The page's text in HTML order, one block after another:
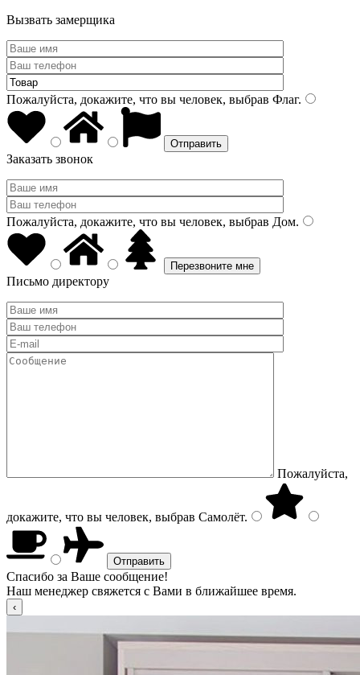
Вызвать замерщика
Пожалуйста, докажите, что вы человек, выбрав Флаг.
Заказать звонок
Пожалуйста, докажите, что вы человек, выбрав Дом.
Письмо директору
Пожалуйста,
докажите, что вы человек, выбрав Самолёт.
Спасибо за Ваше сообщение!
Наш менеджер свяжется с Вами в ближайшее время.